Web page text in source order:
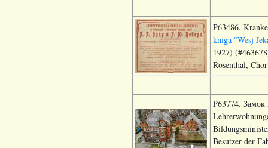
P63486.
kniga "Wesj
1927)
Rosenthal,
P63774.
Besutzer der